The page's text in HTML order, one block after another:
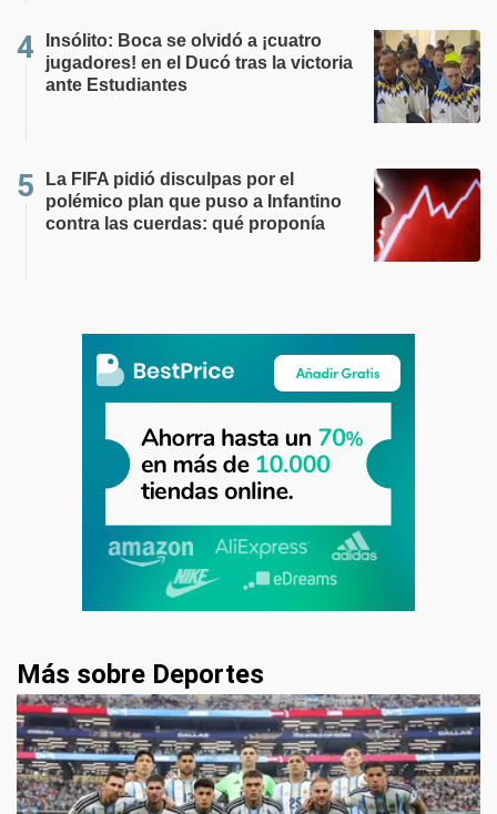
Insólito: Boca se olvidó a ¡cuatro
jugadores! en el Ducó tras la victoria
ante Estudiantes
La FIFA pidió disculpas por el
polémico plan que puso a Infantino
contra las cuerdas: qué proponía
Más sobre Deportes